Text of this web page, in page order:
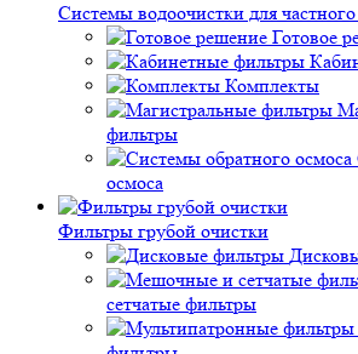
Системы водоочистки для
Готовое
Комплекты
фильтры
осмоса
Фильтры грубой очистки
сетчатые фильтры